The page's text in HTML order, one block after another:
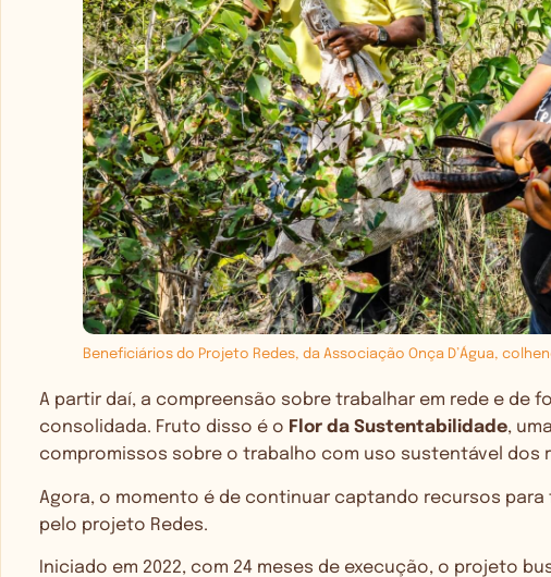
Beneficiários do Projeto Redes, da Associação Onça D’Água,
A partir daí, a compreensão sobre trabalhar em rede e de
consolidada. Fruto disso é o Flor da Sustentabilidade,
compromissos sobre o trabalho com uso sustentável dos
Agora, o momento é de continuar captando recursos
pelo projeto Redes.
Iniciado em 2022, com 24 meses de execução, o projeto